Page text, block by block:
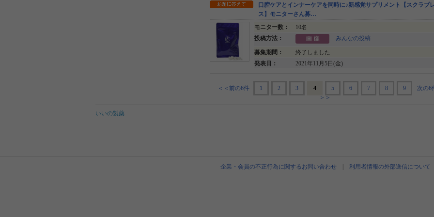
口腔ケアとインナーケアを同時に♪新感覚サプリメント【スクラブ
ス】モニターさん募…
モニター数：
10名
投稿方法：
みんなの投稿
募集期間：
終了しました
発表日：
2021年11月5日(金)
＜＜前の6件 1 2 3 4 5 6 7 8 9
次の6
＞＞
いいの製薬
企業・会員の不正行為に関するお問い合わせ | 利用者情報の外部送信について